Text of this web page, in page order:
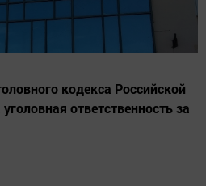
кодекса Российской
ответственность за